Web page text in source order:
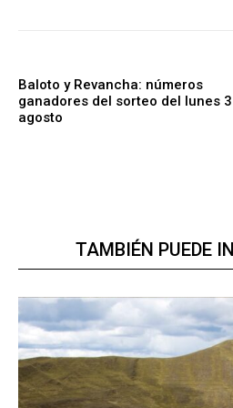
Baloto y Revancha: números
ganadores del sorteo del lunes
agosto
TAMBIÉN PUEDE